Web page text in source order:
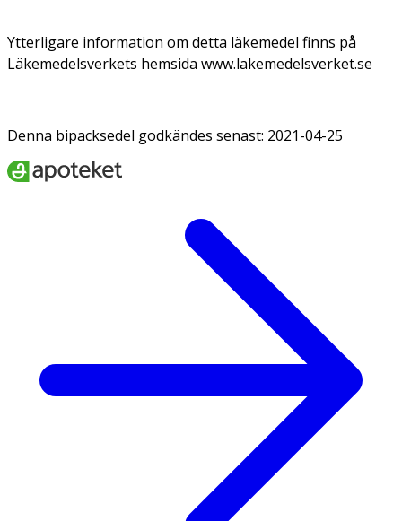
Ytterligare information om detta läkemedel finns på
Läkemedelsverkets hemsida www.lakemedelsverket.se
Denna bipacksedel godkändes senast: 2021-04-25